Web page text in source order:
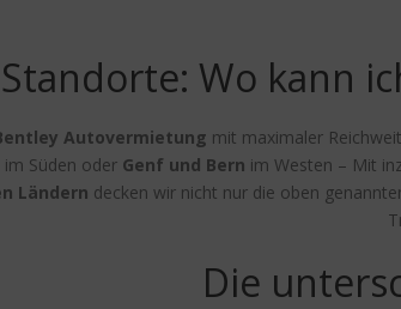
Standorte: Wo kann
Autovermietung mit maximaler
im Süden oder Genf und Bern im Westen – Mit
Ländern decken wir nicht nur die oben
Die